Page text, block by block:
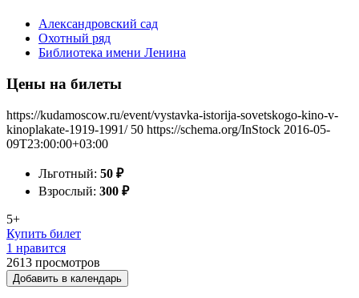
Александровский сад
Охотный ряд
Библиотека имени Ленина
Цены на билеты
https://kudamoscow.ru/event/vystavka-istorija-sovetskogo-kino-v-
kinoplakate-1919-1991/ 50 https://schema.org/InStock 2016-05-
09T23:00:00+03:00
Льготный: 50 ₽
Взрослый: 300 ₽
5+
Купить билет
1 нравится
2613 просмотров
Добавить в календарь